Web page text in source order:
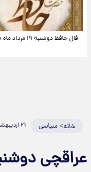
فال حافظ دوشنبه ۱۹ مرداد ماه ۱۴۰۵
خانه>سیاسی